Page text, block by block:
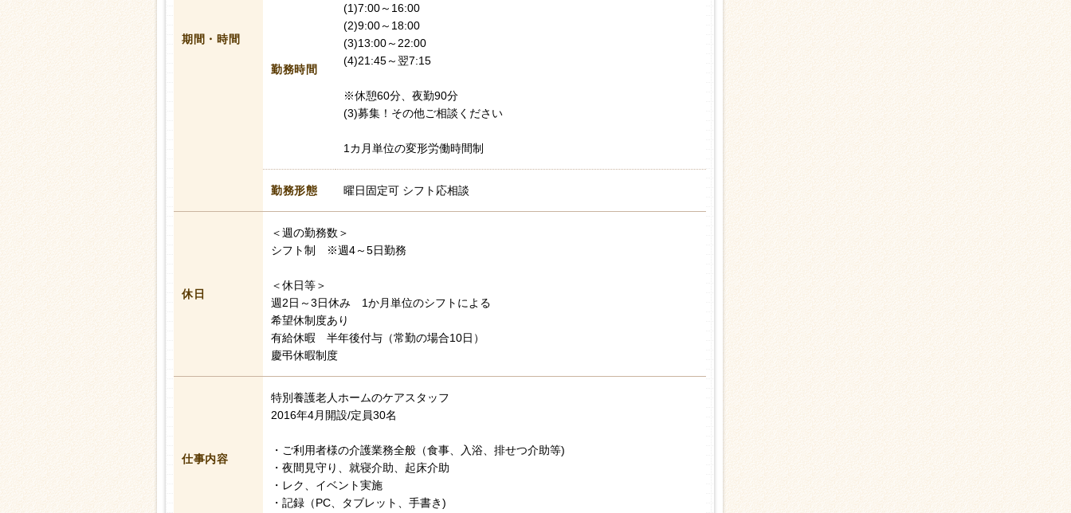
期間・時間
勤務時間
(1)7:00～16:00
(2)9:00～18:00
(3)13:00～22:00
(4)21:45～翌7:15
※休憩60分、夜勤90分
(3)募集！その他ご相談ください
1カ月単位の変形労働時間制
勤務形態 曜日固定可 シフト応相談
休日
＜週の勤務数＞
シフト制 ※週4～5日勤務
＜休日等＞
週2日～3日休み 1か月単位のシフトによる
希望休制度あり
有給休暇 半年後付与（常勤の場合10日）
慶弔休暇制度
仕事内容
特別養護老人ホームのケアスタッフ
2016年4月開設/定員30名
・ご利用者様の介護業務全般（食事、入浴、排せつ介助等)
・夜間見守り、就寝介助、起床介助
・レク、イベント実施
・記録（PC、タブレット、手書き)